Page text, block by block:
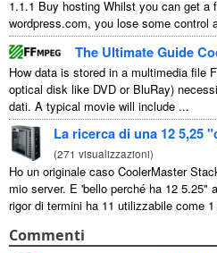
1.1.1 Buy hosting Whilst you can get a
wordpress.com, you lose some control
The Ultimate Guide
How data is stored in a multimedia file
optical disk like DVD or BluRay)
dati. A typical movie will include ...
La ricerca di una 12 5,25
(271 visualizzazioni)
Ho un originale caso CoolerMaster
mio server. E 'bello perché ha 12 5.25"
rigor di termini ha 11 utilizzabile come
Commenti